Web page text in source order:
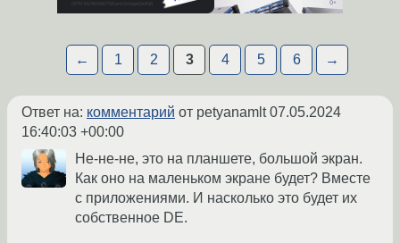
← 1 2 3 4 5 6 →
Ответ на: комментарий от petyanamlt07.05.2024
16:40:03 +00:00
Не-не-не, это на планшете, большой экран.
Как оно на маленьком экране будет? Вместе
с приложениями. И насколько это будет их
собственное DE.